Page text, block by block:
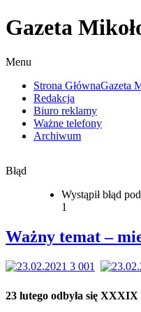
Gazeta
Menu
Strona GłównaGazeta
Redakcja
Biuro reklamy
Ważne telefony
Archiwum
Błąd
Wystąpił błąd
1
Ważny temat –
23 lutego odbyła się